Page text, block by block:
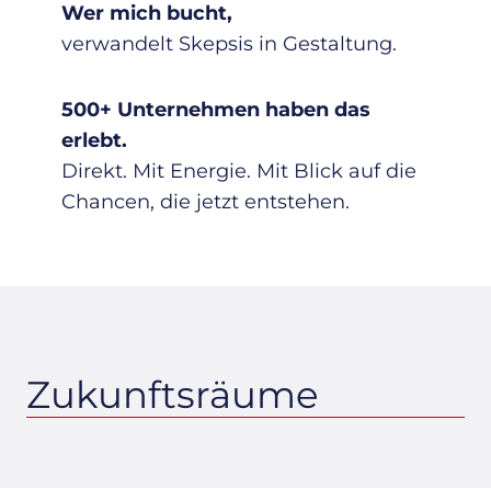
Wer mich bucht,
verwandelt Skepsis in Gestaltung.
500+ Unternehmen haben das
erlebt.
Direkt. Mit Energie. Mit Blick auf die
Chancen, die jetzt entstehen.
Zukunftsräume